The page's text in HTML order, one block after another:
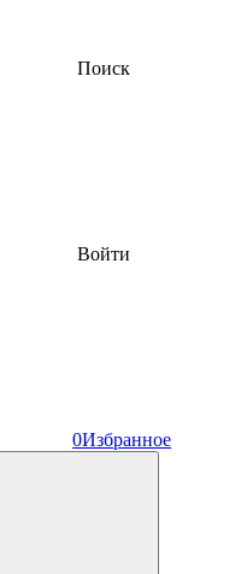
Поиск
Войти
0Избранное